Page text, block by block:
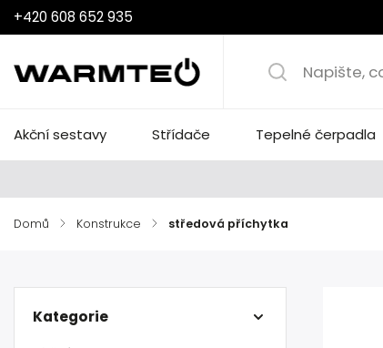
+420 608 652 935
Akční sestavy Střídače Tepelné čerpadla
Domů / Konstrukce / středová příchytka
Kategorie